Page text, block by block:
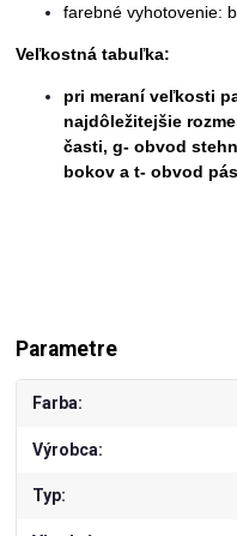
farebné vyhotovenie:
Veľkostná tabuľka:
pri meraní veľkosti
najdôležitejšie
časti, g- obvod
bokov a t- obvod
Parametre
Farba
Výrobca
Typ